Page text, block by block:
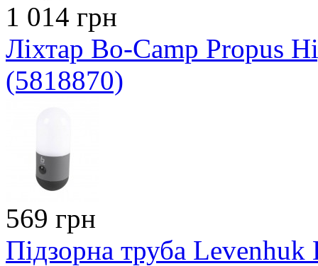
1 014 грн
Ліхтар Bo-Camp Propus
(5818870)
569 грн
Підзорна труба Levenhuk